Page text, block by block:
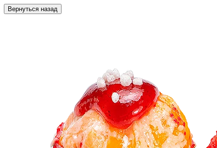
Вернуться назад